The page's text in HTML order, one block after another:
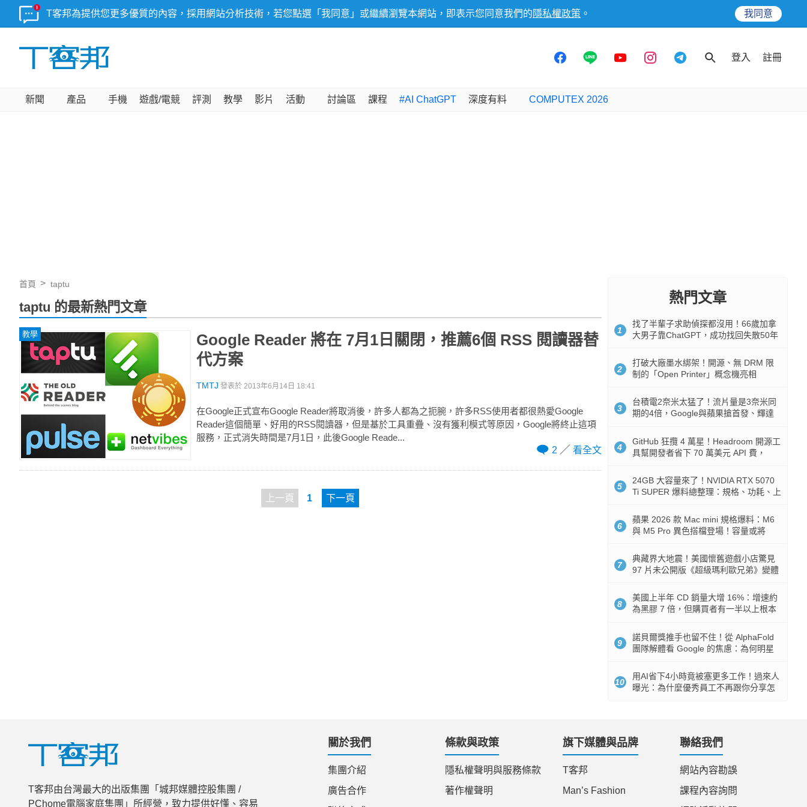
T客邦為提供您更多優質的內容，採用網站分析技術，若您點選「我同意」或繼續瀏覽本網站，即表示您同意我們的 隱私權政策 。 我同意
登入 註冊
新聞 產品 手機 遊戲/電競 評測 教學 影片 活動 討論區 課程 #AI ChatGPT 深度有料 COMPUTEX 2026
首頁 taptu
taptu 的最新熱門文章
教學
Google Reader 將在 7月1日關閉，推薦6個 RSS 閱讀器替
代方案
TMTJ 發表於 2013年6月14日 18:41
在Google正式宣布Google Reader將取消後，許多人都為之扼腕，許多RSS使用者都很熱愛Google
Reader這個簡單、好用的RSS閱讀器，但是基於工具重疊、沒有獲利模式等原因，Google將終止這項
服務，正式消失時間是7月1日，此後Google Reade...
2
看全文
上一頁 1 下一頁
熱門文章
1
找了半輩子求助偵探都沒用！66歲加拿
大男子靠ChatGPT，成功找回失散50年
2
打破大廠墨水綁架！開源、無 DRM 限
制的「Open Printer」概念機亮相
3
台積電2奈米太猛了！流片量是3奈米同
期的4倍，Google與蘋果搶首發、輝達
4
GitHub 狂攬 4 萬星！Headroom 開源工
具幫開發者省下 70 萬美元 API 費，
5
24GB 大容量來了！NVIDIA RTX 5070
Ti SUPER 爆料總整理：規格、功耗、上
6
蘋果 2026 款 Mac mini 規格爆料：M6
與 M5 Pro 異色搭檔登場！容量或將
7
典藏界大地震！美國懷舊遊戲小店驚見
97 片未公開版《超級瑪利歐兄弟》變體
8
美國上半年 CD 銷量大增 16%：增速約
為黑膠 7 倍，但購買者有一半以上根本
9
諾貝爾獎推手也留不住！從 AlphaFold
團隊解體看 Google 的焦慮：為何明星
10
用AI省下4小時竟被塞更多工作！過來人
曝光：為什麼優秀員工不再跟你分享怎
T客邦由台灣最大的出版集團「城邦媒體控股集團 /
PChome電腦家庭集團」所經營，致力提供好懂、容易
關於我們
集團介紹
廣告合作
條款與政策
隱私權聲明與服務條款
著作權聲明
旗下媒體與品牌
T客邦
Man’s Fashion
聯絡我們
網站內容勘誤
課程內容詢問